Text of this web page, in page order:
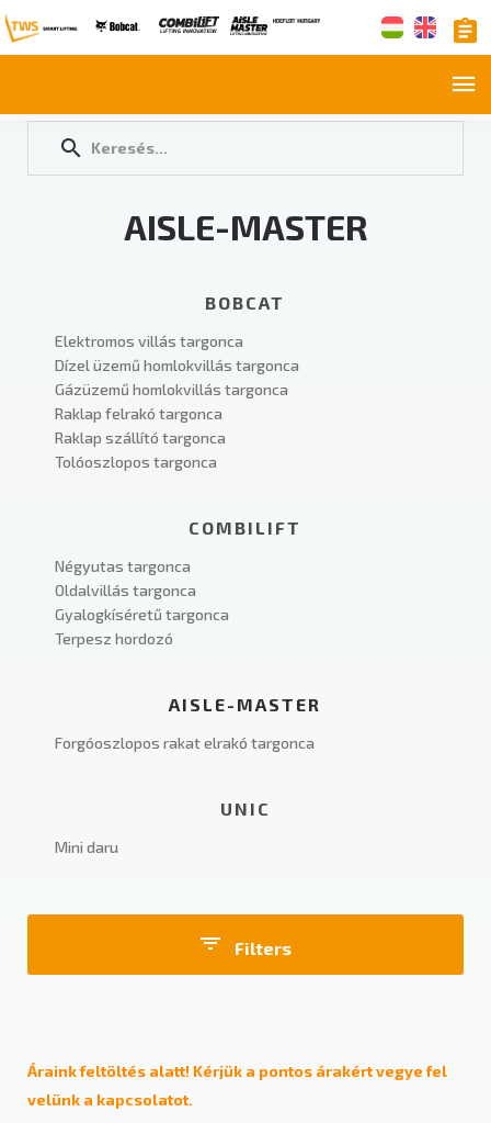
AISLE-MASTER
BOBCAT
Elektromos villás targonca
Dízel üzemű homlokvillás targonca
Gázüzemű homlokvillás targonca
Raklap felrakó targonca
Raklap szállító targonca
Tolóoszlopos targonca
COMBILIFT
Négyutas targonca
Oldalvillás targonca
Gyalogkíséretű targonca
Terpesz hordozó
AISLE-MASTER
Forgóoszlopos rakat elrakó targonca
UNIC
Mini daru
Filters
Dizel
Elektromos
Áraink feltöltés alatt! Kérjük a pontos árakért vegye fel
velünk a kapcsolatot.